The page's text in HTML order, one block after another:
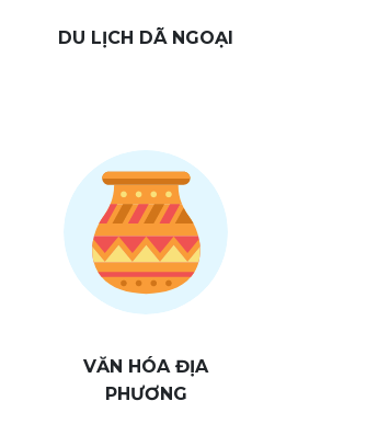
DU LỊCH DÃ NGOẠI
VĂN HÓA ĐỊA
PHƯƠNG